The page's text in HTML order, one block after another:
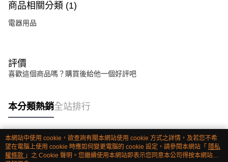
商品相關分類 (1)
電器用品
評價
喜歡這個商品嗎？購買後給他一個好評吧
本分類熱銷全站排行
熱門標籤
本網站中使用 cookie，欲查詢有關本網站使用 cookie 方式之詳情，及若您不希
望在電腦上使用 cookie 時應如何變更電腦的 cookie 設定，請參閱本網站「 隱私
權條款 」之 Cookie 聲明。您繼續使用本網站即表示您同意本公司得按本網站使